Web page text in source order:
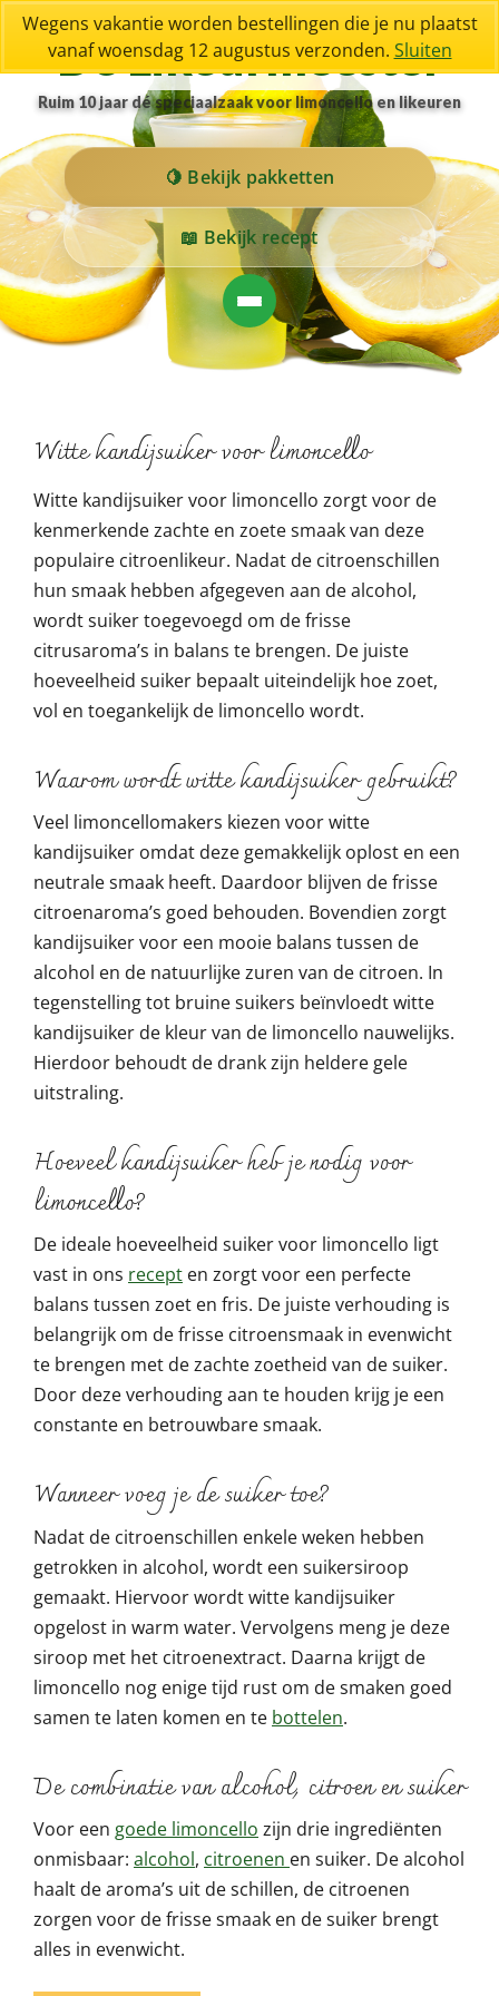
De Likeurmeester
Ruim 10 jaar dé speciaalzaak voor limoncello en likeuren
Bekijk pakketten
Bekijk recept
Witte kandijsuiker voor limoncello
Witte kandijsuiker voor limoncello zorgt voor de
kenmerkende zachte en zoete smaak van deze
populaire citroenlikeur. Nadat de citroenschillen
hun smaak hebben afgegeven aan de alcohol,
wordt suiker toegevoegd om de frisse
citrusaroma’s in balans te brengen. De juiste
hoeveelheid suiker bepaalt uiteindelijk hoe zoet,
vol en toegankelijk de limoncello wordt.
Waarom wordt witte kandijsuiker gebruikt?
Veel limoncellomakers kiezen voor witte
kandijsuiker omdat deze gemakkelijk oplost en een
neutrale smaak heeft. Daardoor blijven de frisse
citroenaroma’s goed behouden. Bovendien zorgt
kandijsuiker voor een mooie balans tussen de
alcohol en de natuurlijke zuren van de citroen. In
tegenstelling tot bruine suikers beïnvloedt witte
kandijsuiker de kleur van de limoncello nauwelijks.
Hierdoor behoudt de drank zijn heldere gele
uitstraling.
Hoeveel kandijsuiker heb je nodig voor
limoncello?
De ideale hoeveelheid suiker voor limoncello ligt
vast in ons recept en zorgt voor een perfecte
balans tussen zoet en fris. De juiste verhouding is
belangrijk om de frisse citroensmaak in evenwicht
te brengen met de zachte zoetheid van de suiker.
Door deze verhouding aan te houden krijg je een
constante en betrouwbare smaak.
Wanneer voeg je de suiker toe?
Nadat de citroenschillen enkele weken hebben
getrokken in alcohol, wordt een suikersiroop
gemaakt. Hiervoor wordt witte kandijsuiker
opgelost in warm water. Vervolgens meng je deze
siroop met het citroenextract. Daarna krijgt de
limoncello nog enige tijd rust om de smaken goed
samen te laten komen en te bottelen.
De combinatie van alcohol, citroen en suiker
Voor een goede limoncello zijn drie ingrediënten
onmisbaar: alcohol, citroenen en suiker. De alcohol
haalt de aroma’s uit de schillen, de citroenen
zorgen voor de frisse smaak en de suiker brengt
alles in evenwicht.
Wegens vakantie worden bestellingen die je nu plaatst
vanaf woensdag 12 augustus verzonden. Sluiten